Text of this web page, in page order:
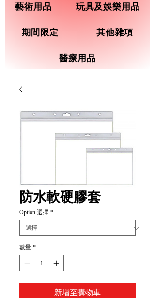
藝術用品 玩具及娛樂用品
期間限定 其他雜項
醫療用品
防水軟硬膠套
Option 選擇 *
數量 *
新增至購物車